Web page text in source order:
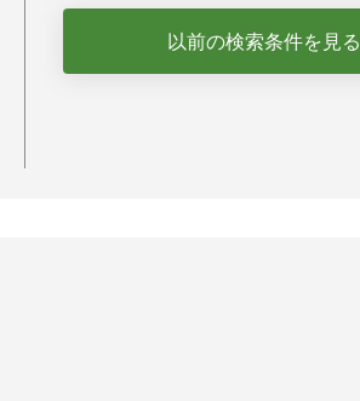
以前の検索条件を見る